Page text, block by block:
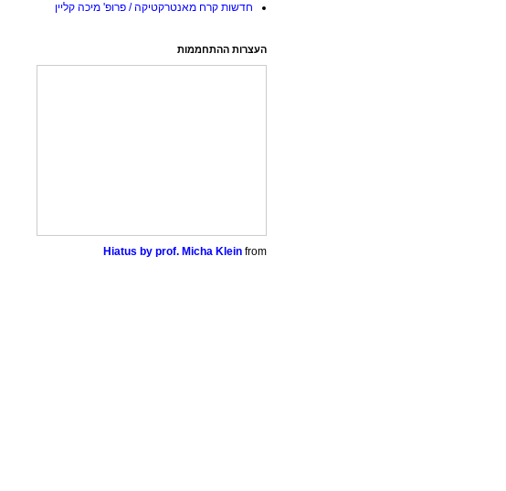
חדשות קרח מאנטרקטיקה / פרופ' מיכה קליין
העצרות ההתחממות
Hiatus by prof. Micha Klein from